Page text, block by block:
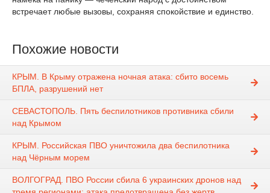
встречает любые вызовы, сохраняя спокойствие и единство.
Похожие новости
КРЫМ. В Крыму отражена ночная атака: сбито восемь
БПЛА, разрушений нет
СЕВАСТОПОЛЬ. Пять беспилотников противника сбили
над Крымом
КРЫМ. Российская ПВО уничтожила два беспилотника
над Чёрным морем
ВОЛГОГРАД. ПВО России сбила 6 украинских дронов над